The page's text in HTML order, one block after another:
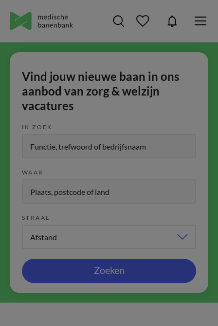
Vind jouw nieuwe baan in ons
aanbod van zorg & welzijn
vacatures
IK ZOEK
WAAR
STRAAL
Zoeken